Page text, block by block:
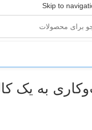
Skip to
به یک